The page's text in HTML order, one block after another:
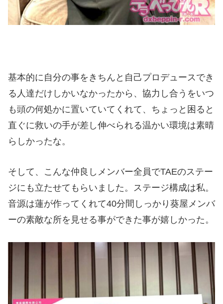
基本的に自分の事をきちんと自己プロデュースでき
る人達だけしかいなかったから、協力し合うをいつ
も頭の何処かに置いていてくれて、ちょっと困ると
直ぐに救いの手が差し伸べられる温かい環境は素晴
らしかったな。
そして、こんな仲良しメンバー全員でTAEのステー
ジにも立たせてもらいました。ステージ構成は私。
音源は蓮が作ってくれて40分間しっかり葵屋メンバ
ーの素敵な所を見せる事ができた事が嬉しかった。